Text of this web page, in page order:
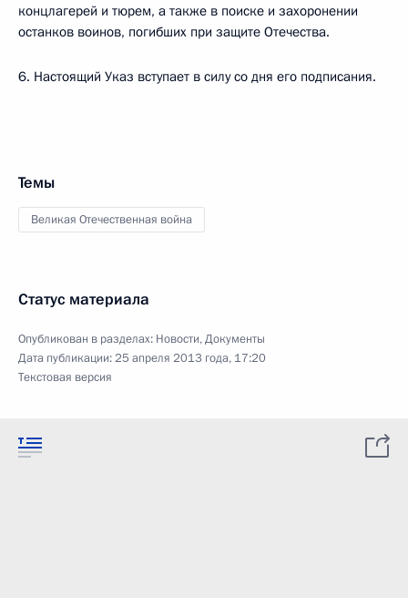
концлагерей и тюрем, а также в поиске и захоронении
останков воинов, погибших при защите Отечества.
6. Настоящий Указ вступает в силу со дня его подписания.
Темы
Великая Отечественная война
Статус материала
Опубликован в разделах: Новости,Документы
Дата публикации:25 апреля 2013 года, 17:20
Текстовая версия